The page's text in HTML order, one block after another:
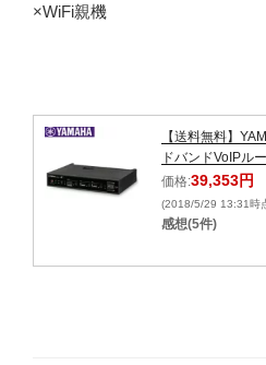
×WiFi親機
【送料無料】
ドバンドVoIPル
価格:39,353円
(2018/5/29 13:31時
感想(5件)